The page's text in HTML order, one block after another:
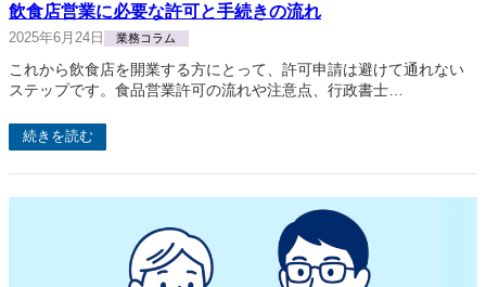
飲食店営業に必要な許可と手続きの流れ
2025年6月24日 業務コラム
これから飲食店を開業する方にとって、許可申請は避けて通れない
ステップです。食品営業許可の流れや注意点、行政書士…
続きを読む